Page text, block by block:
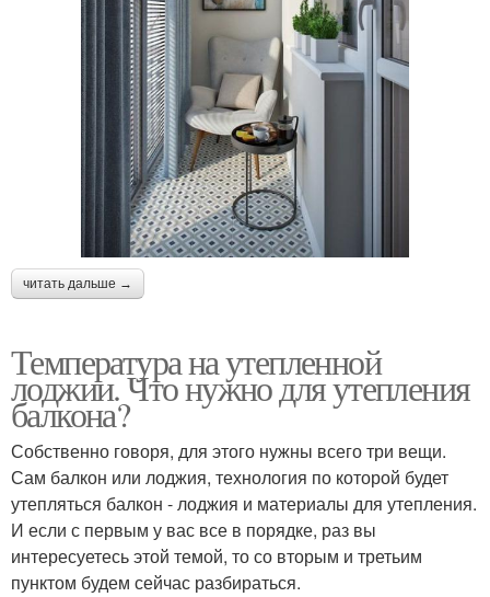
читать дальше →
Температура на утепленной
лоджии. Что нужно для утепления
балкона?
Собственно говоря, для этого нужны всего три вещи.
Сам балкон или лоджия, технология по которой будет
утепляться балкон - лоджия и материалы для утепления.
И если с первым у вас все в порядке, раз вы
интересуетесь этой темой, то со вторым и третьим
пунктом будем сейчас разбираться.